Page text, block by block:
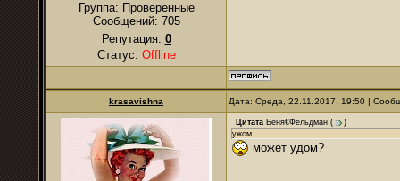
Группа: Проверенные
Сообщений: 705
Репутация: 0
Статус: Offline
krasavishna Дата: Среда, 22.11.2017, 19:50 |
Цитата Беня€Фельдман (
)
ужом
может удом?